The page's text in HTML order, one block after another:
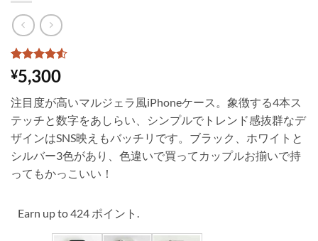
2
件の利用
者評価に
階評価の
うち、 4.5
点
¥5,300
注目度が高いマルジェラ風iPhoneケース。象徴する4本ス
テッチと数字をあしらい、シンプルでトレンド感抜群なデ
ザインはSNS映えもバッチリです。ブラック、ホワイトと
シルバー3色があり、色違いで買ってカップルお揃いで持
ってもかっこいい！
Earn up to 424 ポイント.